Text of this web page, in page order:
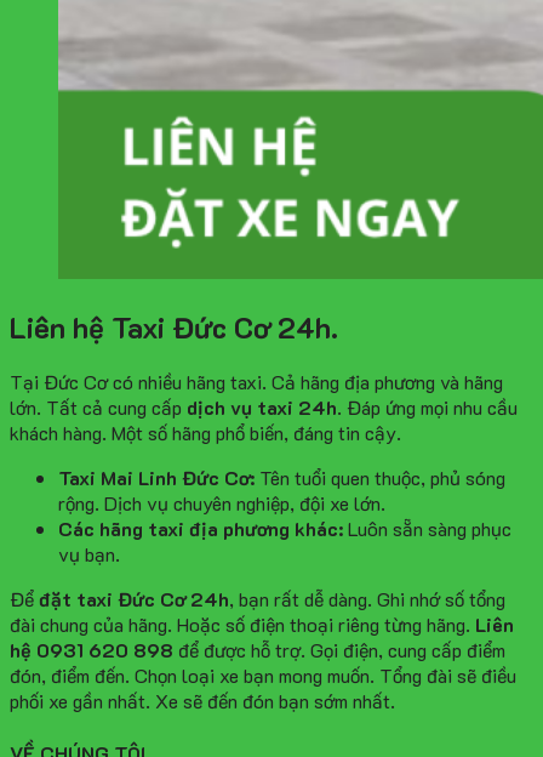
Liên hệ Taxi Đức Cơ 24h.
Tại Đức Cơ có nhiều hãng taxi. Cả hãng địa phương và hãng
lớn. Tất cả cung cấp dịch vụ taxi 24h. Đáp ứng mọi nhu cầu
khách hàng. Một số hãng phổ biến, đáng tin cậy.
Taxi Mai Linh Đức Cơ: Tên tuổi quen thuộc, phủ sóng
rộng. Dịch vụ chuyên nghiệp, đội xe lớn.
Các hãng taxi địa phương khác:Luôn sẵn sàng phục
vụ bạn.
Đểđặt taxi Đức Cơ 24h, bạn rất dễ dàng. Ghi nhớ số tổng
đài chung của hãng. Hoặc số điện thoại riêng từng hãng. Liên
hệ 0931 620 898 để được hỗ trợ. Gọi điện, cung cấp điểm
đón, điểm đến. Chọn loại xe bạn mong muốn. Tổng đài sẽ điều
phối xe gần nhất. Xe sẽ đến đón bạn sớm nhất.